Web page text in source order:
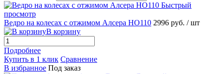
Быстрый
просмотр
Ведро на колесах с отжимом Алсера HO110 2996 руб. / шт
В корзину
Подробнее
Купить в 1 клик Сравнение
В избранное Под заказ